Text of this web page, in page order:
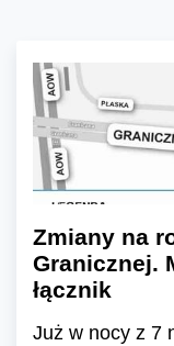
Zmiany na
Granicznej.
łącznik
Już w nocy z 7